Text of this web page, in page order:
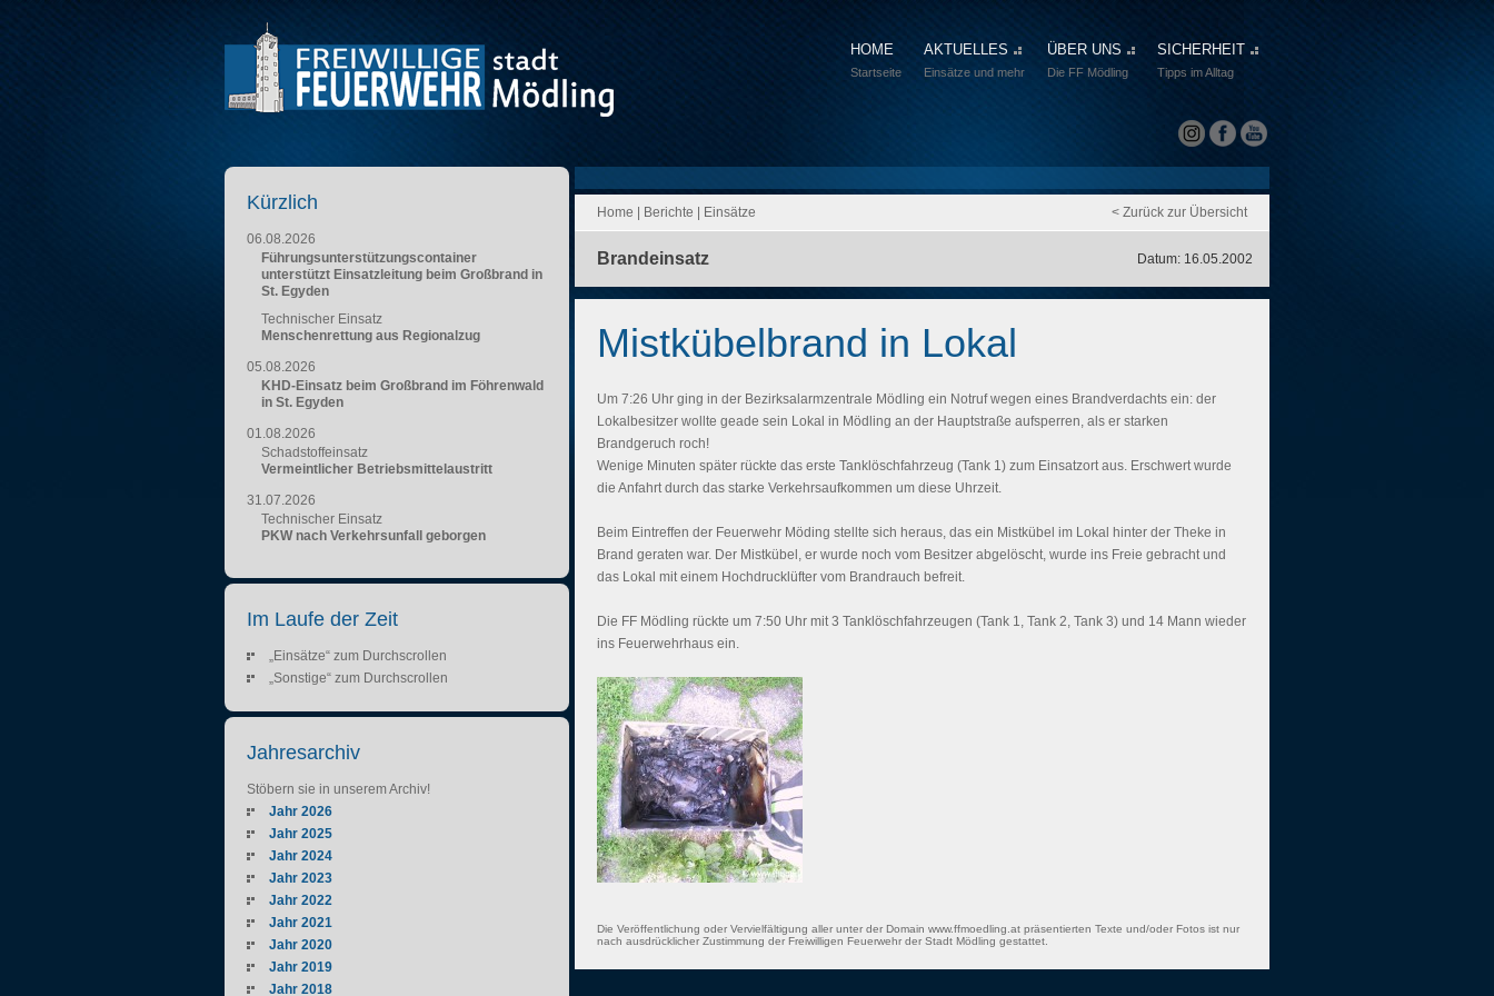
HOME
Startseite
AKTUELLES
Einsätze und mehr
ÜBER UNS
Die FF Mödling
SICHERHEIT
Tipps im Alltag
Home Berichte Einsätze < Zurück zur Übersicht
Brandeinsatz Datum: 16.05.2002
Mistkübelbrand in Lokal
Um 7:26 Uhr ging in der Bezirksalarmzentrale Mödling ein Notruf wegen eines Brandverdachts ein: der
Lokalbesitzer wollte geade sein Lokal in Mödling an der Hauptstraße aufsperren, als er starken
Brandgeruch roch!
Wenige Minuten später rückte das erste Tanklöschfahrzeug (Tank 1) zum Einsatzort aus. Erschwert wurde
die Anfahrt durch das starke Verkehrsaufkommen um diese Uhrzeit.
Beim Eintreffen der Feuerwehr Möding stellte sich heraus, das ein Mistkübel im Lokal hinter der Theke in
Brand geraten war. Der Mistkübel, er wurde noch vom Besitzer abgelöscht, wurde ins Freie gebracht und
das Lokal mit einem Hochdrucklüfter vom Brandrauch befreit.
Die FF Mödling rückte um 7:50 Uhr mit 3 Tanklöschfahrzeugen (Tank 1, Tank 2, Tank 3) und 14 Mann wieder
ins Feuerwehrhaus ein.
Die Veröffentlichung oder Vervielfältigung aller unter der Domain www.ffmoedling.at präsentierten Texte und/oder Fotos ist nur
nach ausdrücklicher Zustimmung der Freiwilligen Feuerwehr der Stadt Mödling gestattet.
Kürzlich
06.08.2026
Führungsunterstützungscontainer
unterstützt Einsatzleitung beim Großbrand in
St. Egyden
Technischer Einsatz
Menschenrettung aus Regionalzug
05.08.2026
KHD-Einsatz beim Großbrand im Föhrenwald
in St. Egyden
01.08.2026
Schadstoffeinsatz
Vermeintlicher Betriebsmittelaustritt
31.07.2026
Technischer Einsatz
PKW nach Verkehrsunfall geborgen
Im Laufe der Zeit
„Einsätze“ zum Durchscrollen
„Sonstige“ zum Durchscrollen
Jahresarchiv
Stöbern sie in unserem Archiv!
Jahr 2026
Jahr 2025
Jahr 2024
Jahr 2023
Jahr 2022
Jahr 2021
Jahr 2020
Jahr 2019
Jahr 2018